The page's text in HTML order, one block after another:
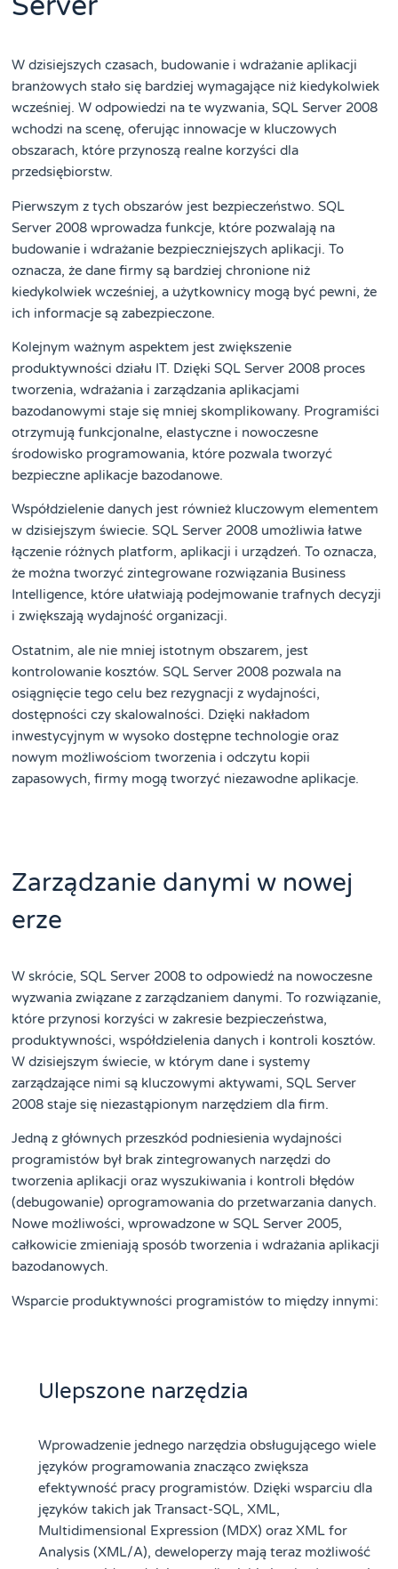
W dzisiejszych czasach, budowanie i wdrażanie aplikacji
branżowych stało się bardziej wymagające niż kiedykolwiek
wcześniej. W odpowiedzi na te wyzwania, SQL Server 2008
wchodzi na scenę, oferując innowacje w kluczowych
obszarach, które przynoszą realne korzyści dla
przedsiębiorstw.
Pierwszym z tych obszarów jest bezpieczeństwo. SQL
Server 2008 wprowadza funkcje, które pozwalają na
budowanie i wdrażanie bezpieczniejszych aplikacji. To
oznacza, że dane firmy są bardziej chronione niż
kiedykolwiek wcześniej, a użytkownicy mogą być pewni, że
ich informacje są zabezpieczone.
Kolejnym ważnym aspektem jest zwiększenie
produktywności działu IT. Dzięki SQL Server 2008 proces
tworzenia, wdrażania i zarządzania aplikacjami
bazodanowymi staje się mniej skomplikowany. Programiści
otrzymują funkcjonalne, elastyczne i nowoczesne
środowisko programowania, które pozwala tworzyć
bezpieczne aplikacje bazodanowe.
Współdzielenie danych jest również kluczowym elementem
w dzisiejszym świecie. SQL Server 2008 umożliwia łatwe
łączenie różnych platform, aplikacji i urządzeń. To oznacza,
że można tworzyć zintegrowane rozwiązania Business
Intelligence, które ułatwiają podejmowanie trafnych decyzji
i zwiększają wydajność organizacji.
Ostatnim, ale nie mniej istotnym obszarem, jest
kontrolowanie kosztów. SQL Server 2008 pozwala na
osiągnięcie tego celu bez rezygnacji z wydajności,
dostępności czy skalowalności. Dzięki nakładom
inwestycyjnym w wysoko dostępne technologie oraz
nowym możliwościom tworzenia i odczytu kopii
zapasowych, firmy mogą tworzyć niezawodne aplikacje.
Zarządzanie danymi w nowej
erze
W skrócie, SQL Server 2008 to odpowiedź na nowoczesne
wyzwania związane z zarządzaniem danymi. To rozwiązanie,
które przynosi korzyści w zakresie bezpieczeństwa,
produktywności, współdzielenia danych i kontroli kosztów.
W dzisiejszym świecie, w którym dane i systemy
zarządzające nimi są kluczowymi aktywami, SQL Server
2008 staje się niezastąpionym narzędziem dla firm.
Jedną z głównych przeszkód podniesienia wydajności
programistów był brak zintegrowanych narzędzi do
tworzenia aplikacji oraz wyszukiwania i kontroli błędów
(debugowanie) oprogramowania do przetwarzania danych.
Nowe możliwości, wprowadzone w SQL Server 2005,
całkowicie zmieniają sposób tworzenia i wdrażania aplikacji
bazodanowych.
Wsparcie produktywności programistów to między innymi:
Ulepszone narzędzia
Wprowadzenie jednego narzędzia obsługującego wiele
języków programowania znacząco zwiększa
efektywność pracy programistów. Dzięki wsparciu dla
języków takich jak Transact-SQL, XML,
Multidimensional Expression (MDX) oraz XML for
Analysis (XML/A), deweloperzy mają teraz możliwość